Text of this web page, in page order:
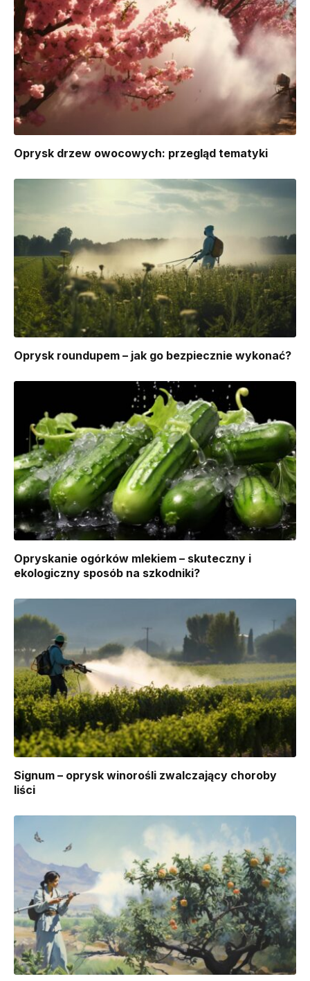
Oprysk drzew owocowych: przegląd tematyki
Oprysk roundupem – jak go bezpiecznie wykonać?
Opryskanie ogórków mlekiem – skuteczny i
ekologiczny sposób na szkodniki?
Signum – oprysk winorośli zwalczający choroby
liści